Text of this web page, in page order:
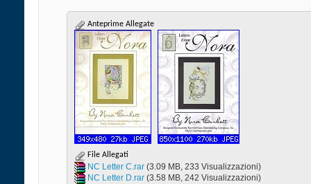
Anteprime Allegate
File Allegati
NC Letter C.rar‎ (3.09 MB, 233 Visualizzazioni)
NC Letter D.rar‎ (3.58 MB, 242 Visualizzazioni)